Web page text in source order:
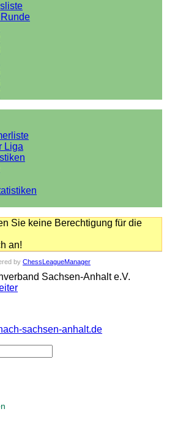
Liga
Sie keine Berechtigung für die
an!
by ChessLeagueManager
Sachsen-Anhalt e.V.
sachsen-anhalt.de